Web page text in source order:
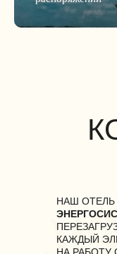
НАШ ОТЕЛЬ
КАЖДЫЙ